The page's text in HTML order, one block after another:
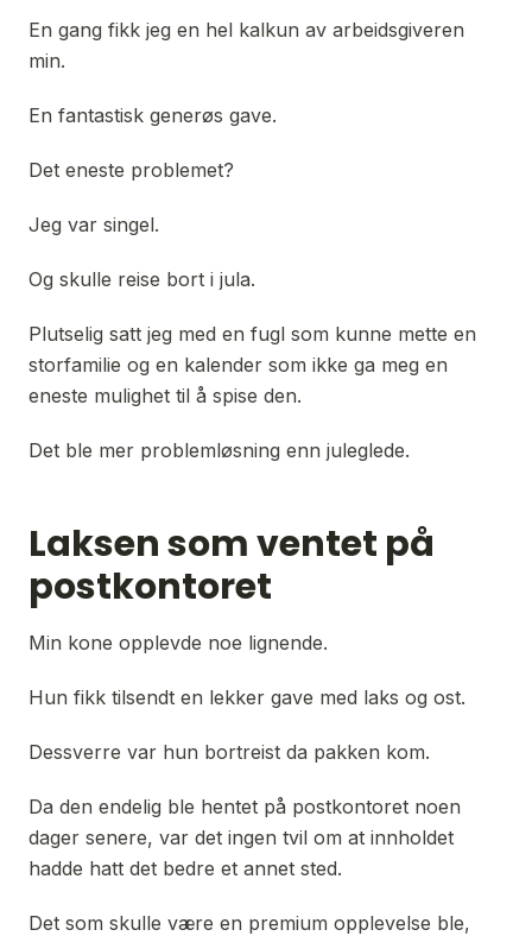
En gang fikk jeg en hel kalkun av arbeidsgiveren
min.
En fantastisk generøs gave.
Det eneste problemet?
Jeg var singel.
Og skulle reise bort i jula.
Plutselig satt jeg med en fugl som kunne mette en
storfamilie og en kalender som ikke ga meg en
eneste mulighet til å spise den.
Det ble mer problemløsning enn juleglede.
Laksen som ventet på
postkontoret
Min kone opplevde noe lignende.
Hun fikk tilsendt en lekker gave med laks og ost.
Dessverre var hun bortreist da pakken kom.
Da den endelig ble hentet på postkontoret noen
dager senere, var det ingen tvil om at innholdet
hadde hatt det bedre et annet sted.
Det som skulle være en premium opplevelse ble,